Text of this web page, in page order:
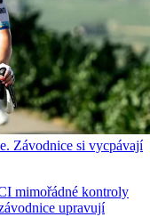
Závodnice si vycpávají
mimořádné kontroly
upravují